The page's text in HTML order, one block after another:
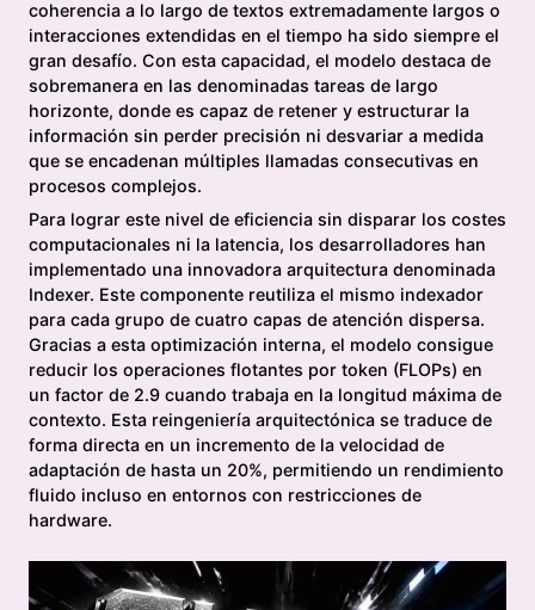
coherencia a lo largo de textos extremadamente largos o
interacciones extendidas en el tiempo ha sido siempre el
gran desafío. Con esta capacidad, el modelo destaca de
sobremanera en las denominadas tareas de largo
horizonte, donde es capaz de retener y estructurar la
información sin perder precisión ni desvariar a medida
que se encadenan múltiples llamadas consecutivas en
procesos complejos.
Para lograr este nivel de eficiencia sin disparar los costes
computacionales ni la latencia, los desarrolladores han
implementado una innovadora arquitectura denominada
Indexer. Este componente reutiliza el mismo indexador
para cada grupo de cuatro capas de atención dispersa.
Gracias a esta optimización interna, el modelo consigue
reducir los operaciones flotantes por token (FLOPs) en
un factor de 2.9 cuando trabaja en la longitud máxima de
contexto. Esta reingeniería arquitectónica se traduce de
forma directa en un incremento de la velocidad de
adaptación de hasta un 20%, permitiendo un rendimiento
fluido incluso en entornos con restricciones de
hardware.